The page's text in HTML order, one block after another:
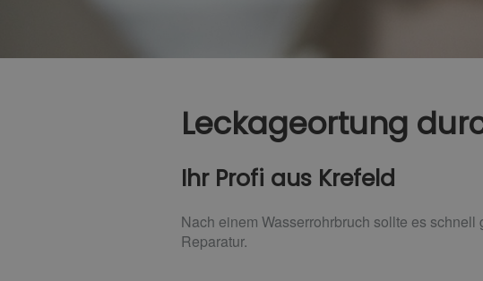
Leckageortung
Ihr Profi aus Krefeld
Nach einem Wasserrohrbruch sollte es
Reparatur.